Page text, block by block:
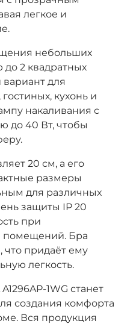
легкое и
небольших
2 квадратных
для
кухонь и
накаливания с
до 40 Вт, чтобы
20 см, а его
размеры
для различных
защиты IP 20
при
помещений. Бра
что придаёт ему
легкость.
1WG станет
создания комфорта
Вся продукция